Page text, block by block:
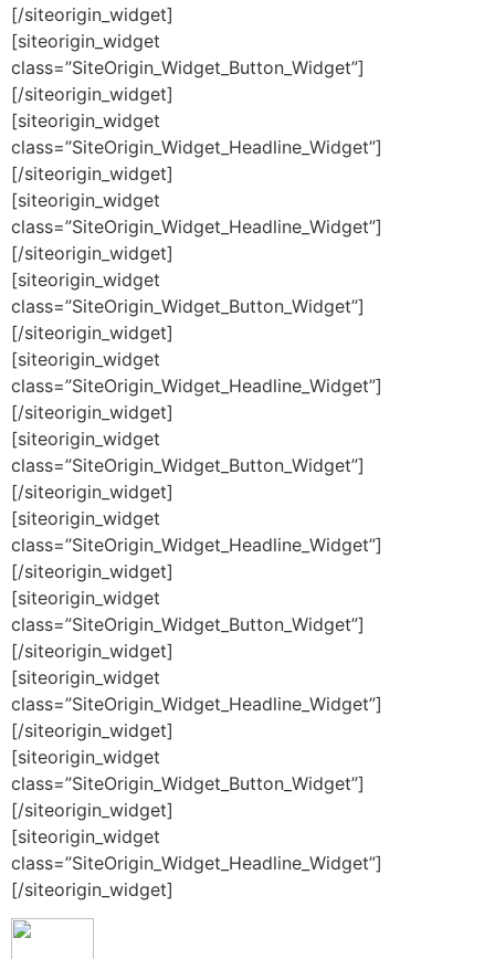
[/siteorigin_widget]
[siteorigin_widget
class=”SiteOrigin_Widget_Button_Widget”]
[/siteorigin_widget]
[siteorigin_widget
class=”SiteOrigin_Widget_Headline_Widget”]
[/siteorigin_widget]
[siteorigin_widget
class=”SiteOrigin_Widget_Headline_Widget”]
[/siteorigin_widget]
[siteorigin_widget
class=”SiteOrigin_Widget_Button_Widget”]
[/siteorigin_widget]
[siteorigin_widget
class=”SiteOrigin_Widget_Headline_Widget”]
[/siteorigin_widget]
[siteorigin_widget
class=”SiteOrigin_Widget_Button_Widget”]
[/siteorigin_widget]
[siteorigin_widget
class=”SiteOrigin_Widget_Headline_Widget”]
[/siteorigin_widget]
[siteorigin_widget
class=”SiteOrigin_Widget_Button_Widget”]
[/siteorigin_widget]
[siteorigin_widget
class=”SiteOrigin_Widget_Headline_Widget”]
[/siteorigin_widget]
[siteorigin_widget
class=”SiteOrigin_Widget_Button_Widget”]
[/siteorigin_widget]
[siteorigin_widget
class=”SiteOrigin_Widget_Headline_Widget”]
[/siteorigin_widget]